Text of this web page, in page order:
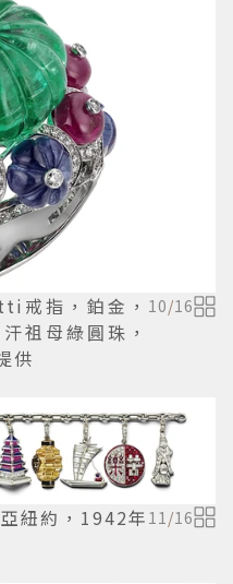
指，鉑金，
祖母綠圓珠，
供
10/16
紐約，1942年11 /16